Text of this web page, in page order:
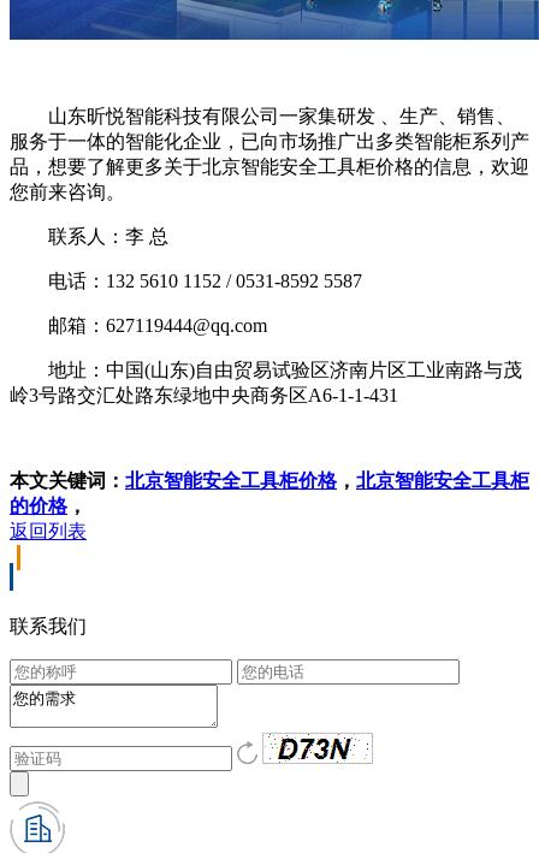
山东昕悦智能科技有限公司一家集研发 、生产、销售、
服务于一体的智能化企业，已向市场推广出多类智能柜系列产
品，想要了解更多关于北京智能安全工具柜价格的信息，欢迎
您前来咨询。
联系人：李 总
电话：132 5610 1152 / 0531-8592 5587
邮箱：627119444@qq.com
地址：中国(山东)自由贸易试验区济南片区工业南路与茂
岭3号路交汇处路东绿地中央商务区A6-1-1-431
本文关键词： 北京智能安全工具柜价格， 北京智能安全工具柜
的价格，
返回列表
联系我们